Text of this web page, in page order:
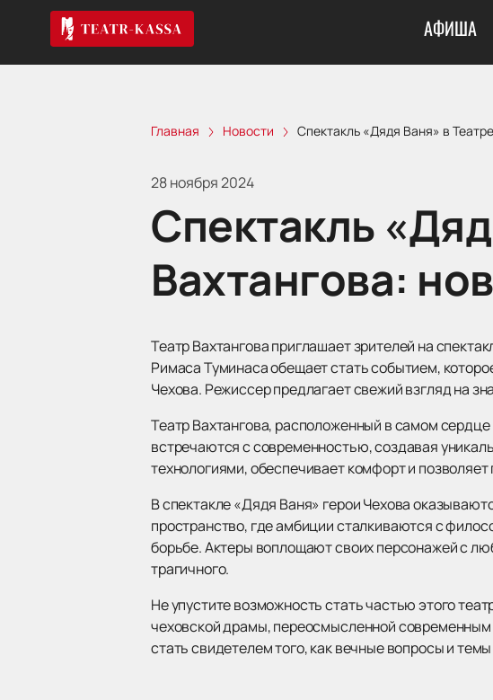
АФИША
Главная Новости Спектакль «Дядя Ваня» в
28 ноября 2024
Спектакль
Вахтангова:
Театр Вахтангова приглашает зрителей на
Римаса Туминаса обещает стать событием,
Чехова. Режиссер предлагает свежий взгляд на
Театр Вахтангова, расположенный в самом
встречаются с современностью, создавая
технологиями, обеспечивает комфорт и
В спектакле «Дядя Ваня» герои Чехова
пространство, где амбиции сталкиваются с
борьбе. Актеры воплощают своих персонажей с
трагичного.
Не упустите возможность стать частью этого
чеховской драмы, переосмысленной
стать свидетелем того, как вечные вопросы и